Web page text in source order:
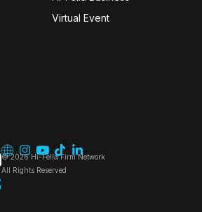
Virtual Event
© 2026 Hi-Fella Firm Network
All Rights Reserved